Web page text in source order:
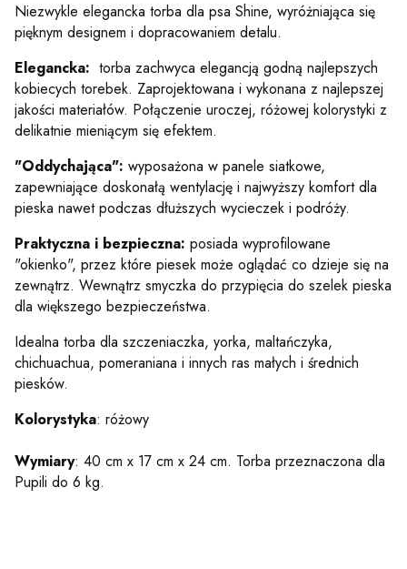
Niezwykle elegancka torba dla psa Shine, wyróżniająca się
pięknym designem i dopracowaniem detalu.
Elegancka: torba zachwyca elegancją godną najlepszych
kobiecych torebek. Zaprojektowana i wykonana z najlepszej
jakości materiałów. Połączenie uroczej, różowej kolorystyki z
delikatnie mieniącym się efektem.
"Oddychająca": wyposażona w panele siatkowe,
zapewniające doskonałą wentylację i najwyższy komfort dla
pieska nawet podczas dłuższych wycieczek i podróży.
Praktyczna i bezpieczna: posiada wyprofilowane
"okienko", przez które piesek może oglądać co dzieje się na
zewnątrz. Wewnątrz smyczka do przypięcia do szelek pieska
dla większego bezpieczeństwa.
Idealna torba dla szczeniaczka, yorka, maltańczyka,
chichuachua, pomeraniana i innych ras małych i średnich
piesków.
Kolorystyka: różowy
Wymiary: 40 cm x 17 cm x 24 cm. Torba przeznaczona dla
Pupili do 6 kg.